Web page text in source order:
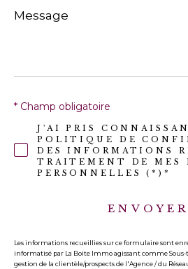
Message
*
J'AI PRIS
POLITIQUE DE
DES INFORMATIONS
TRAITEMENT DE MES
PERSONNELLES (*)*
* Champ obligatoire
ENVOYER
Les informations recueillies sur ce formulaire sont
informatisé par La Boite Immo agissant comme
gestion de la clientèle/prospects de l'Agence / du